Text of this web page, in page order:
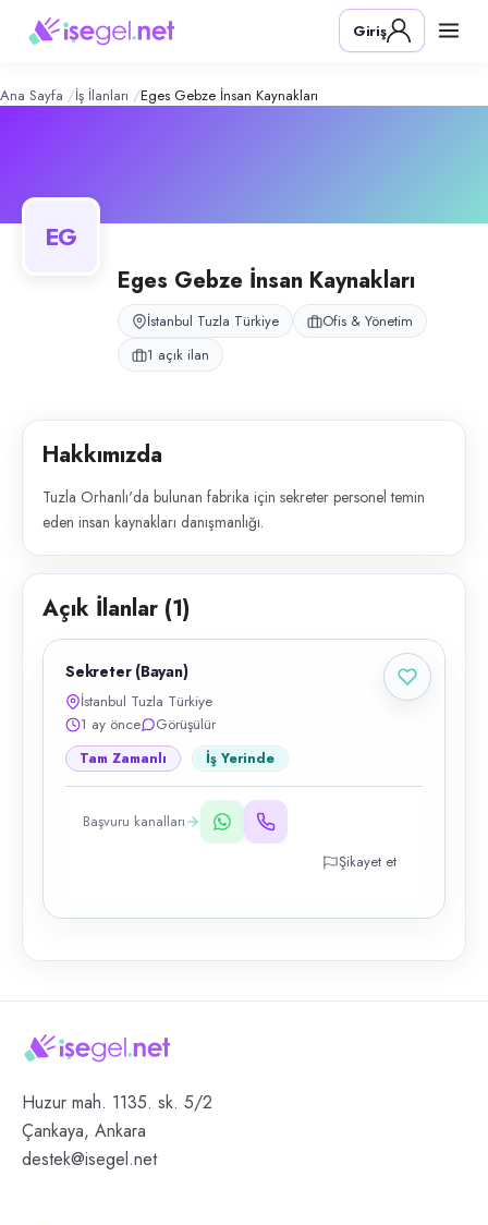
Gebze İnsan Kaynakları–
Konum:
Tuzla Orhanlı'da bulunan fabrika için sekreter personel temin eden
Giriş
Ana Sayfa İş İlanları Eges Gebze İnsan Kaynakları
EG
Eges Gebze İnsan Kaynakları
İstanbul Tuzla Türkiye
Ofis & Yönetim
1 açık ilan
Hakkımızda
Tuzla Orhanlı'da bulunan fabrika için sekreter personel temin
eden insan kaynakları danışmanlığı.
Açık İlanlar (1)
Sekreter (Bayan)
İstanbul Tuzla Türkiye
1 ay önce
Görüşülür
Tam Zamanlı İş Yerinde
Başvuru kanalları
Şikayet et
Huzur mah. 1135. sk. 5/2
Çankaya, Ankara
destek@isegel.net